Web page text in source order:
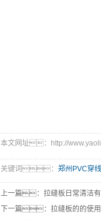
本文网址：http://
关键词： 郑州PVC穿
上一篇： 拉缝板日常清洁
下一篇： 拉缝板的的使